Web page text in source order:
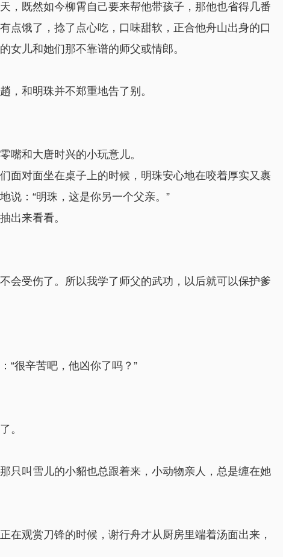
，既然如今柳霄自己要来帮他带孩子，那他也省得几番
点饿了，捻了点心吃，口味甜软，正合他舟山出身的口
女儿和她们那不靠谱的师父或情郎。
，和明珠并不郑重地告了别。
嘴和大唐时兴的小玩意儿。
面对面坐在桌子上的时候，明珠安心地在咬着厚实又裹
说：“明珠，这是你另一个父亲。”
出来看看。
会受伤了。所以我学了师父的武功，以后就可以保护爹
“很辛苦吧，他凶你了吗？”
。
只叫雪儿的小貂也总跟着来，小动物亲人，总是缠在她
观赏刀锋的时候，谢行舟才从厨房里端着汤面出来，